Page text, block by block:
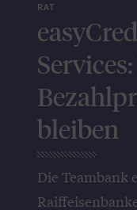
RAT
bleiben
Die Teambank